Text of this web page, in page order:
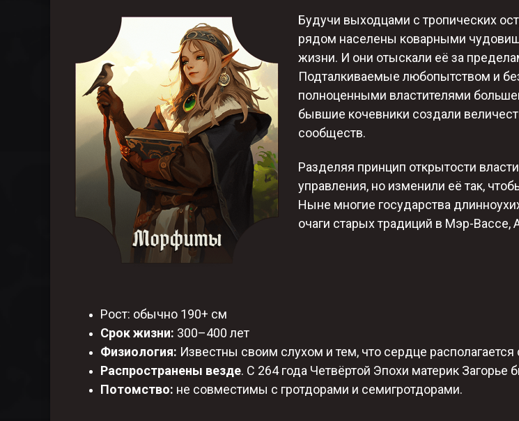
Будучи выходцами с тропических
рядом населены коварными
жизни. И они отыскали её за
Подталкиваемые любопытством и
полноценными властителями
бывшие кочевники создали
сообществ.
Разделяя принцип открытости
управления, но изменили её так,
Ныне многие государства
очаги старых традиций в Мэр-
Рост: обычно 190+ см
Срок жизни: 300–400 лет​
Физиология: Известны своим слухом и тем, что сердце
Распространены везде. С 264 года Четвёртой Эпохи материк
Потомство: не совместимы с гротдорами и семигротдорами.​